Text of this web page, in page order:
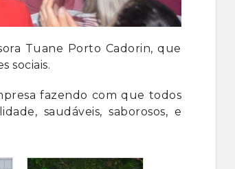
Tuane Porto Cadorin, que
sociais.
fazendo com que todos
saudáveis, saborosos, e